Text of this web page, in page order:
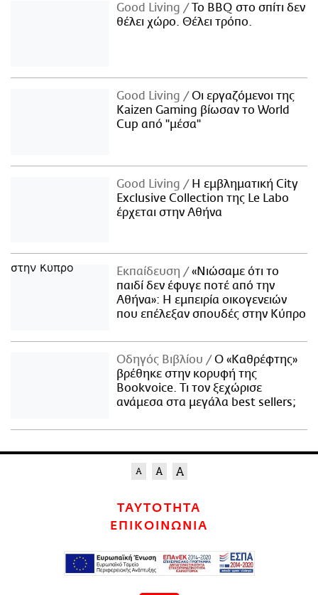
Good Living
Το BBQ στο σπίτι δεν
θέλει χώρο. Θέλει τρόπο.
Good Living
Οι εργαζόμενοι της
Kaizen Gaming βίωσαν το World
Cup από "μέσα"
Good Living
Η εμβληματική City
Exclusive Collection της Le Labo
έρχεται στην Αθήνα
Εκπαίδευση
«Νιώσαμε ότι το
παιδί δεν έφυγε ποτέ από την
Αθήνα»: Η εμπειρία οικογενειών
που επέλεξαν σπουδές στην Κύπρο
Οδηγός Βιβλίου
Ο «Καθρέφτης»
βρέθηκε στην κορυφή της
Bookvoice. Τι τον ξεχώρισε
ανάμεσα στα μεγάλα best sellers;
ΤΑΥΤΟΤΗΤΑ
ΕΠΙΚΟΙΝΩΝΙΑ